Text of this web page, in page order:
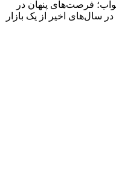
فرصت‌های پنهان در
سال‌های اخیر از یک بازار